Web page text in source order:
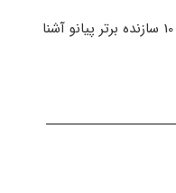
طی این مطلب و دو مطلب قبلی، با 10 سازنده برتر پیانو آشنا